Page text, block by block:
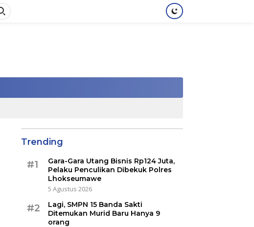
Trending
#1
Gara-Gara Utang Bisnis Rp124 Juta,
Pelaku Penculikan Dibekuk Polres
Lhokseumawe
5 Agustus 2026
#2
Lagi, SMPN 15 Banda Sakti
Ditemukan Murid Baru Hanya 9
orang